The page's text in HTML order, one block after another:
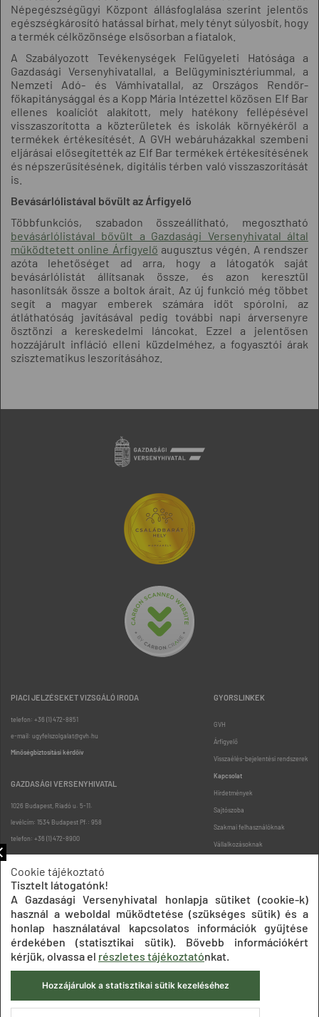
Népegészségügyi Központ állásfoglalása szerint jelentős
egészségkárosító hatással bírhat, mely tényt súlyosbít, hogy
a termék célközönsége elsősorban a fiatalok.
A Szabályozott Tevékenységek Felügyeleti Hatósága a
Gazdasági Versenyhivatallal, a Belügyminisztériummal, a
Nemzeti Adó- és Vámhivatallal, az Országos Rendőr-
főkapitánysággal és a Kopp Mária Intézettel közösen Elf Bar
ellenes koalíciót alakított, mely hatékony fellépésével
visszaszorította a közterületek és iskolák környékéről a
termékek értékesítését. A GVH webáruházakkal szembeni
eljárásai elősegítették az Elf Bar termékek értékesítésének
és népszerűsítésének, digitális térben való visszaszorítását
is.
Bevásárlólistával bővült az Árfigyelő
Többfunkciós, szabadon összeállítható, megosztható
bevásárlólistával bővült a Gazdasági Versenyhivatal által
működtetett online Árfigyelő augusztus végén. A rendszer
azóta lehetőséget ad arra, hogy a látogatók saját
bevásárlólistát állítsanak össze, és azon keresztül
hasonlítsák össze a boltok árait. Az új funkció még többet
segít a magyar emberek számára időt spórolni, az
átláthatóság javításával pedig további napi árversenyre
ösztönzi a kereskedelmi láncokat. Ezzel a jelentősen
hozzájárult infláció elleni küzdelméhez, a fogyasztói árak
szisztematikus leszorításához.
PIACI JELZÉSEKET VIZSGÁLÓ IRODA
telefon: +36 (1) 472-8851
e-mail: ugyfelszolgalat@gvh.hu
Minőségbiztosítási kérdőív
GAZDASÁGI VERSENYHIVATAL
1026 Budapest, Riadó u. 5-11.
levélcím: 1534 Budapest Pf.: 958
telefon: +36 (1) 472-8900
GYORSLINKEK
GVH
Árfigyelő
Visszaélés-bejelentési rendszerek
Kapcsolat
Hirdetmények
Sajtószoba
Szakmai felhasználóknak
Vállalkozásoknak
Oldaltérkép
Impresszum Adatkezelési tájékoztatók
Akadálymentesítési nyilatkozat
Közadatkereső
Süti beállítások ÁSZF
Cookie tájékoztató
Tisztelt látogatónk!
A Gazdasági Versenyhivatal honlapja sütiket (cookie-k)
használ a weboldal működtetése (szükséges sütik) és a
honlap használatával kapcsolatos információk gyűjtése
érdekében (statisztikai sütik). Bővebb információkért
kérjük, olvassa el részletes tájékoztatónkat.
Hozzájárulok a statisztikai sütik kezeléséhez